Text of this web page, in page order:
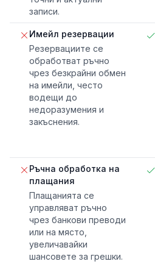
записи.
Имейл резервации
Резервациите се
обработват ръчно
чрез безкрайни обмен
на имейли, често
водещи до
недоразумения и
закъснения.
Ръчна обработка на
плащания
Плащанията се
управляват ръчно
чрез банкови преводи
или на място,
увеличавайки
шансовете за грешки.